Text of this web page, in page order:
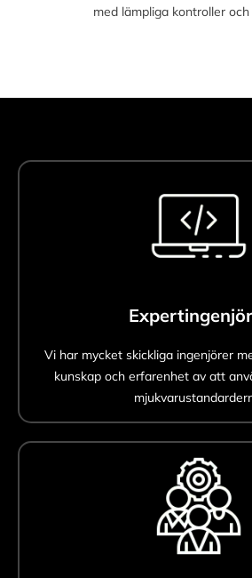
med lämpliga kontroller
Vi har mycket skickliga ingenjörer
kunskap och erfarenhet av att